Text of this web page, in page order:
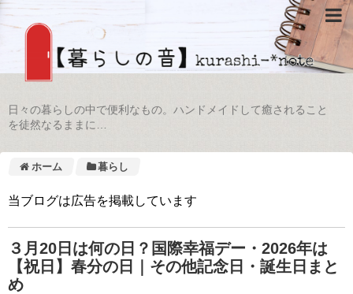
日々の暮らしの中で便利なもの。ハンドメイドして癒されること
を徒然なるままに…
ホーム 暮らし
当ブログは広告を掲載しています
３月20日は何の日？国際幸福デー・2026年は
【祝日】春分の日｜その他記念日・誕生日まと
め